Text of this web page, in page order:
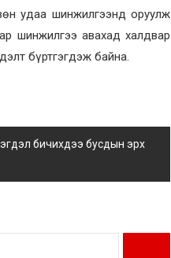
удаа шинжилгээнд оруулж
шинжилгээ авахад халдвар
бүртгэгдэж байна.
бичихдээ бусдын эрх